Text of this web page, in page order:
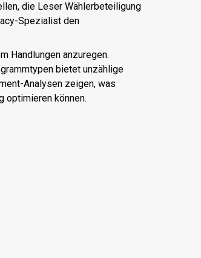
die Leser Wählerbeteiligung
Spezialist den
Handlungen anzuregen.
bietet unzählige
Analysen zeigen, was
optimieren können.